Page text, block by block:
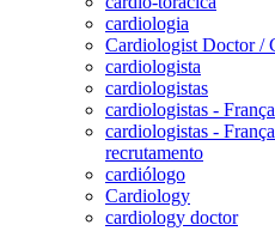
cardiologia
Cardiologist Doctor /
cardiologista
cardiologistas
cardiologistas -
cardiologistas -
recrutamento
cardiólogo
Cardiology
cardiology doctor